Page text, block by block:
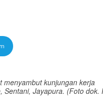
menyambut kunjungan kerja
Sentani, Jayapura. (Foto dok.